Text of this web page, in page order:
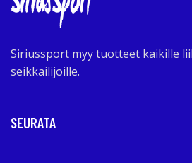
Siriussport myy tuotteet kaikille
seikkailijoille.
SEURATA